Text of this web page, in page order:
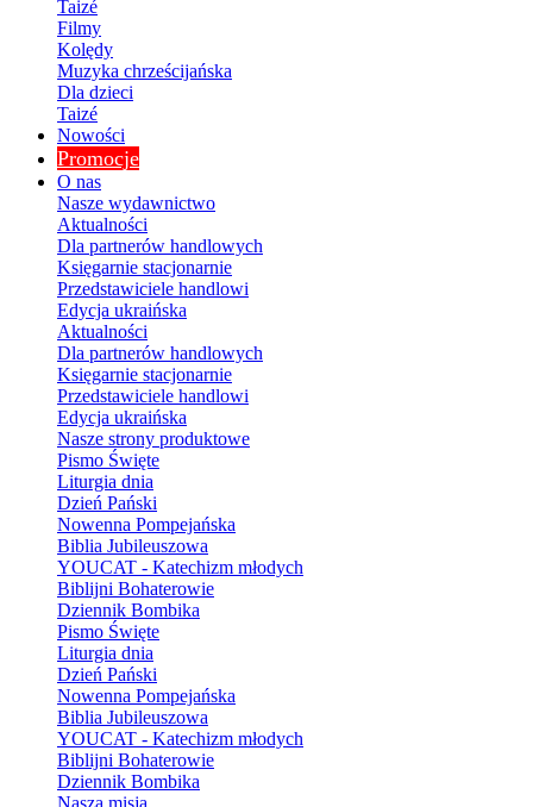
Taizé
Filmy
Kolędy
Muzyka chrześcijańska
Dla dzieci
Taizé
Nowości
Promocje
O nas
Nasze wydawnictwo
Aktualności
Dla partnerów handlowych
Księgarnie stacjonarnie
Przedstawiciele handlowi
Edycja ukraińska
Aktualności
Dla partnerów handlowych
Księgarnie stacjonarnie
Przedstawiciele handlowi
Edycja ukraińska
Nasze strony produktowe
Pismo Święte
Liturgia dnia
Dzień Pański
Nowenna Pompejańska
Biblia Jubileuszowa
YOUCAT - Katechizm młodych
Biblijni Bohaterowie
Dziennik Bombika
Pismo Święte
Liturgia dnia
Dzień Pański
Nowenna Pompejańska
Biblia Jubileuszowa
YOUCAT - Katechizm młodych
Biblijni Bohaterowie
Dziennik Bombika
Nasza misja